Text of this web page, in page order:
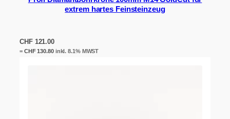
extrem hartes Feinsteinzeug
CHF121.00
= CHF130.80inkl. 8.1% MWST